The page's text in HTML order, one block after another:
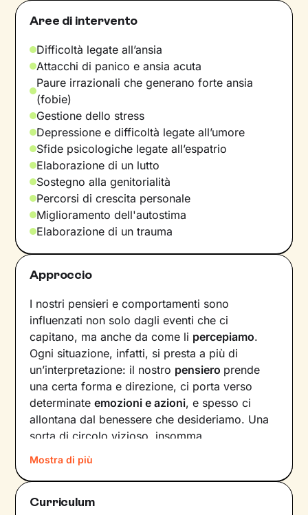
Aree di intervento
Difficoltà legate all’ansia
Attacchi di panico e ansia acuta
Paure irrazionali che generano forte ansia
(fobie)
Gestione dello stress
Depressione e difficoltà legate all’umore
Sfide psicologiche legate all’espatrio
Elaborazione di un lutto
Sostegno alla genitorialità
Percorsi di crescita personale
Miglioramento dell'autostima
Elaborazione di un trauma
Approccio
I nostri pensieri e comportamenti sono
influenzati non solo dagli eventi che ci
capitano, ma anche da come li percepiamo.
Ogni situazione, infatti, si presta a più di
un’interpretazione: il nostro pensiero prende
una certa forma e direzione, ci porta verso
determinateemozioni e azioni, e spesso ci
allontana dal benessere che desideriamo. Una
sorta di circolo vizioso, insomma.
Si può interrompere questo circuito,
innescando uncambiamento che porti a una
maggiore serenità
Mostra di più
Curriculum